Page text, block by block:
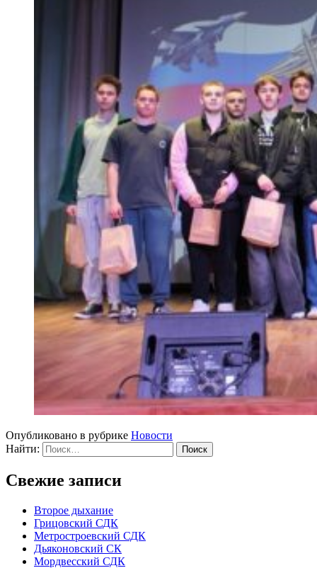
Опубликовано в рубрике Новости
Найти:
Свежие записи
Второе дыхание
Грицовский СДК
Метростроевский СДК
Дьяконовский СК
Мордвесский СДК